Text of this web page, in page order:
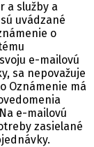
a služby a
uvádzané
o
e-mailovú
sa nepovažuje
Oznámenie má
e-mailovú
zasielané